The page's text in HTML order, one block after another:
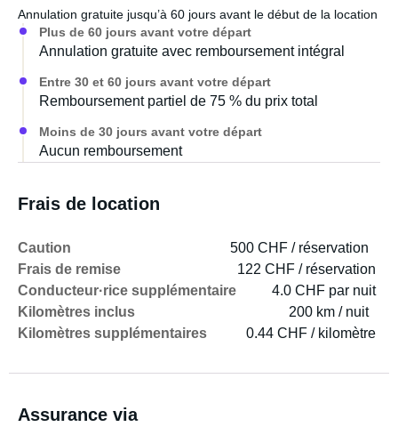
- Vélos
N'hésitez pas à me contacter pour toute question.
Cordialement, Paul
Annulation gratuite jusqu’à 60 jours avant le début de la location
Plus de 60 jours avant votre départ
Annulation gratuite avec remboursement intégral
Entre 30 et 60 jours avant votre départ
Remboursement partiel de 75 % du prix total
Moins de 30 jours avant votre départ
Aucun remboursement
Frais de location
Caution
500 CHF / réservation
Frais de remise
122 CHF / réservation
Conducteur·rice supplémentaire
4.0 CHF par nuit
Kilomètres inclus
200 km / nuit
Kilomètres supplémentaires
0.44 CHF / kilomètre
Assurance via